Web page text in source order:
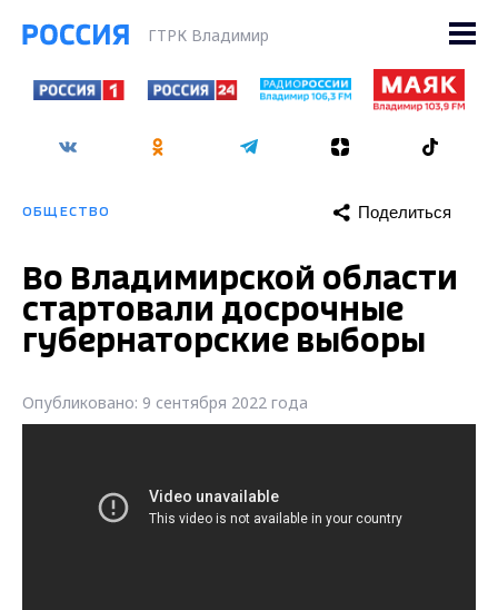
ГТРК Владимир
ОБЩЕСТВО Поделиться
Во Владимирской области
стартовали досрочные
губернаторские выборы
Опубликовано: 9 сентября 2022 года